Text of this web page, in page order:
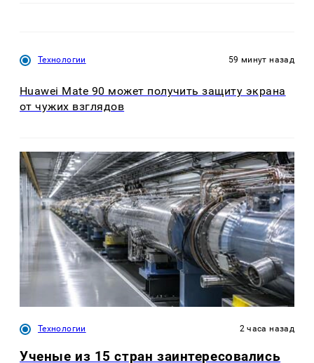
Технологии 59 минут назад
Huawei Mate 90 может получить защиту экрана
от чужих взглядов
Технологии 2 часа назад
Ученые из 15 стран заинтересовались